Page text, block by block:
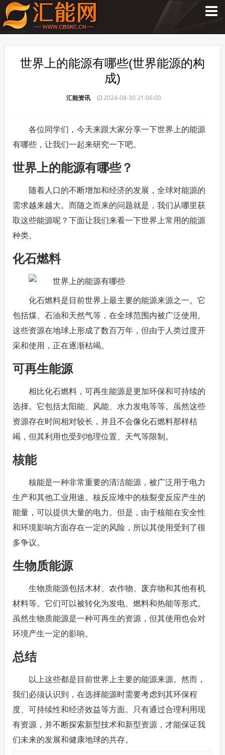
世界上的能源有哪些(世界能源的构
成)
汇能资讯 2024-08-30 21:06:00
各位同学们，今天来跟大家分享一下世界上的能源
有哪些，让我们一起来研究一下吧。
世界上的能源有哪些？
随着人口的不断增加和经济的发展，全球对能源的
需求越来越大。而随之而来的问题就是，我们从哪里获
取这些能源呢？下面让我们来看一下世界上常用的能源
种类。
化石燃料
化石燃料是目前世界上最主要的能源来源之一。它
包括煤、石油和天然气等，在全球范围内被广泛使用。
这些资源在地球上形成了数百万年，但由于人类过度开
采和使用，正在逐渐枯竭。
可再生能源
相比化石燃料，可再生能源是更加环保和可持续的
选择。它包括太阳能、风能、水力发电等等。虽然这些
资源存在时间相对较长，并且不会像化石燃料那样枯
竭，但其利用也受到地理位置、天气等限制。
核能
核能是一种非常重要的清洁能源，被广泛用于电力
生产和其他工业用途。核反应堆中的核裂变反应产生的
能量，可以提供大量的电力。但是，由于核能在安全性
和环境影响方面存在一定的风险，所以其使用受到了很
多争议。
生物质能源
生物质能源包括木材、农作物、废弃物和其他有机
材料等。它们可以被转化为发电、燃料和热能等形式。
虽然生物质能源是一种可再生的资源，但其使用也会对
环境产生一定的影响。
总结
以上这些都是目前世界上主要的能源来源。然而，
我们必须认识到，在选择能源时需要考虑到其环保程
度、可持续性和经济效益等方面。只有通过合理利用现
有资源，并不断探索新型技术和新型资源，才能保证我
们未来的发展和健康地球的共存。